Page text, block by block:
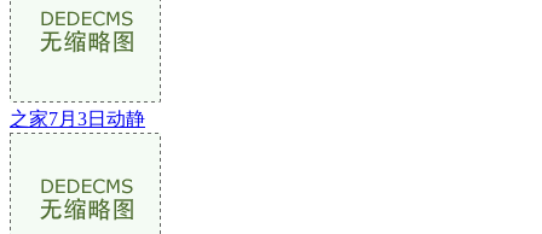
之家7月3日动静